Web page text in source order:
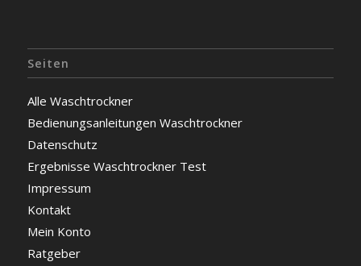
Seiten
Alle Waschtrockner
Bedienungsanleitungen Waschtrockner
Datenschutz
Ergebnisse Waschtrockner Test
Impressum
Kontakt
Mein Konto
Ratgeber